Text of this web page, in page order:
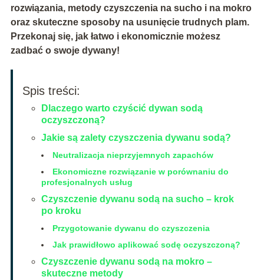
rozwiązania, metody czyszczenia na sucho i na mokro
oraz skuteczne sposoby na usunięcie trudnych plam.
Przekonaj się, jak łatwo i ekonomicznie możesz
zadbać o swoje dywany!
Spis treści:
Dlaczego warto czyścić dywan sodą
oczyszczoną?
Jakie są zalety czyszczenia dywanu sodą?
Neutralizacja nieprzyjemnych zapachów
Ekonomiczne rozwiązanie w porównaniu do
profesjonalnych usług
Czyszczenie dywanu sodą na sucho – krok
po kroku
Przygotowanie dywanu do czyszczenia
Jak prawidłowo aplikować sodę oczyszczoną?
Czyszczenie dywanu sodą na mokro –
skuteczne metody